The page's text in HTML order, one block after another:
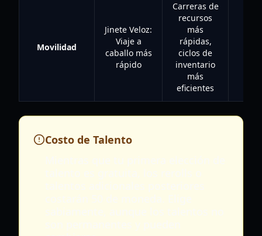
Movilidad
Jinete Veloz:
Viaje a
caballo más
rápido
Carreras de
recursos
más
rápidas,
ciclos de
inventario
más
eficientes
Costo de Talento